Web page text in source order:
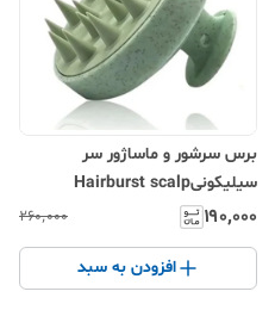
برس سرشور و ماساژور سر
سیلیکونیHairburst scalp
massage brush
۱۹۰٬۰۰۰ ۲۶۰٬۰۰۰
افزودن به سبد